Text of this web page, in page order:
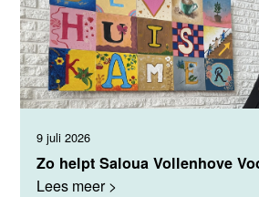
Zo helpt Saloua Vollenhove
9 juli 2026
Lees meer >